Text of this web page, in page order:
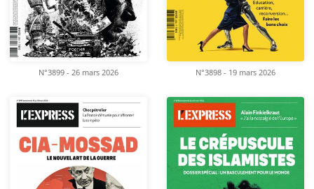
N°3899 - 26 mars 2026 N°3898 - 19 mars 2026